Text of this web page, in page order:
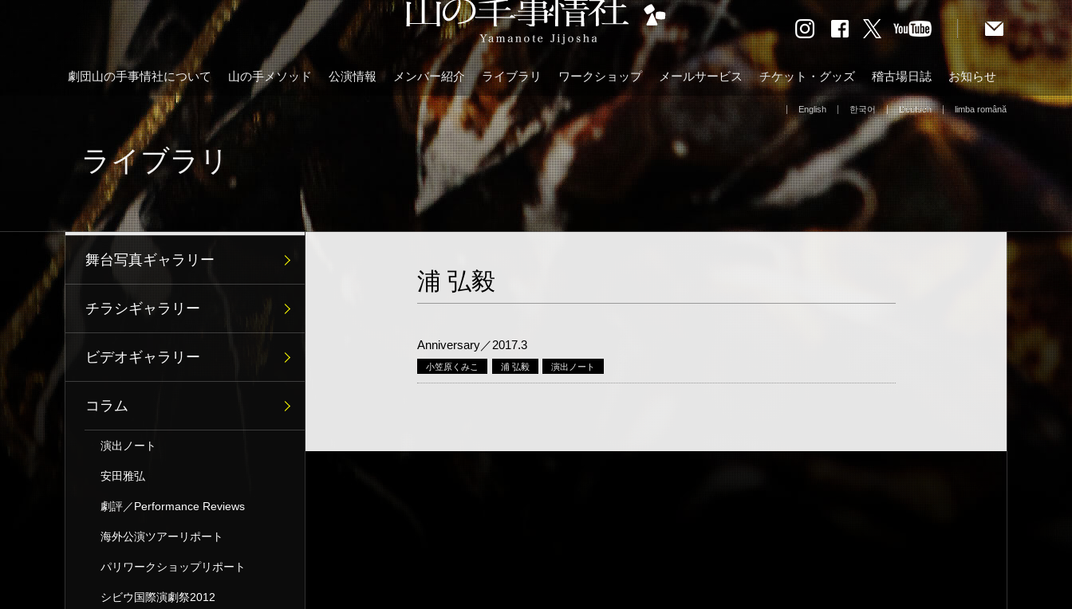
劇団山の手事情社について 山の手メソッド 公演情報 メンバー紹介 ライブラリ ワークショップ メールサービス チケット・グッズ 稽古場日誌 お知らせ
English 한국어 Deutsch limba română
ライブラリ
浦 弘毅
Anniversary／2017.3
小笠原くみこ 浦 弘毅 演出ノート
舞台写真ギャラリー
チラシギャラリー
ビデオギャラリー
コラム
演出ノート
安田雅弘
劇評／Performance Reviews
海外公演ツアーリポート
パリワークショップリポート
シビウ国際演劇祭2012